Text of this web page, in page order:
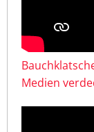
Medien